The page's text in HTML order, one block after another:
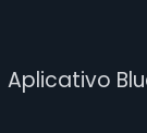
Aplicativo